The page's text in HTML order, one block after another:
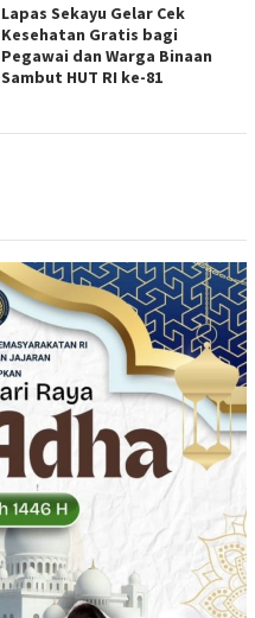
Lapas Sekayu Gelar Cek
Kesehatan Gratis bagi
Pegawai dan Warga Binaan
Sambut HUT RI ke-81